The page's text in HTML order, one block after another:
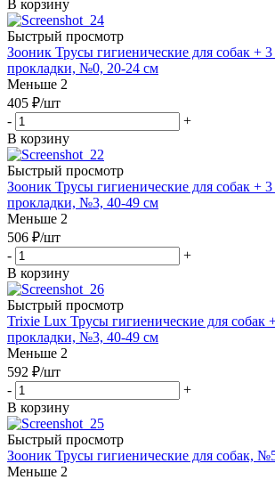
В корзину
Быстрый просмотр
Зооник Трусы гигиенические для собак +
прокладки, №0, 20-24 см
Меньше 2
405 ₽/шт
-
+
В корзину
Быстрый просмотр
Зооник Трусы гигиенические для собак +
прокладки, №3, 40-49 см
Меньше 2
506 ₽/шт
-
+
В корзину
Быстрый просмотр
Trixie Lux Трусы гигиенические для собак
прокладки, №3, 40-49 см
Меньше 2
592 ₽/шт
-
+
В корзину
Быстрый просмотр
Зооник Трусы гигиенические для собак,
Меньше 2